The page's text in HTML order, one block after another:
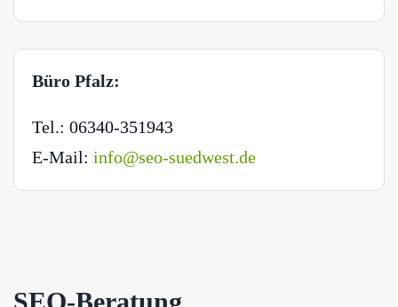
Büro Pfalz:
Tel.: 06340-351943
E-Mail: info@seo-suedwest.de